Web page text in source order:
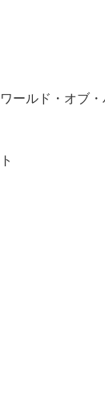
ールド・オブ